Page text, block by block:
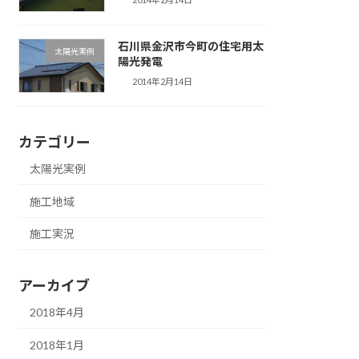
太陽光実例
石川県金沢市今町の住宅用太
陽光発電
2014年2月14日
カテゴリー
太陽光実例
施工地域
施工実況
アーカイブ
2018年4月
2018年1月